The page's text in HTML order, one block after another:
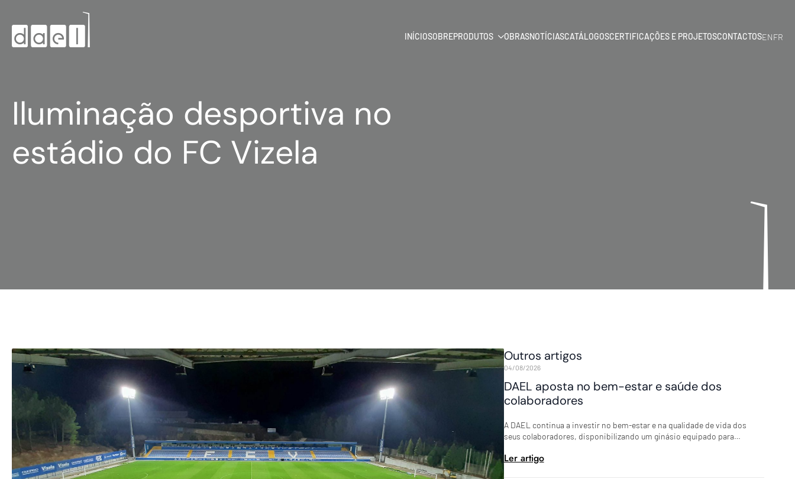
INÍCIOSOBREPRODUTOS OBRASNOTÍCIASCATÁLOGOSCERTIFICAÇÕES E PROJETOSCONTACTOSENFR
Iluminação desportiva no
estádio do FC Vizela
Outros artigos
DAEL aposta no bem-estar e saúde dos
colaboradores
04/08/2026
A DAEL continua a investir no bem-estar e na qualidade de vida dos
seus colaboradores, disponibilizando um ginásio equipado para…
Ler artigo